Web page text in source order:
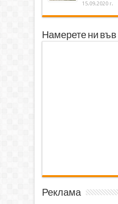
15.09.2020 г.
Намерете ни във
Реклама